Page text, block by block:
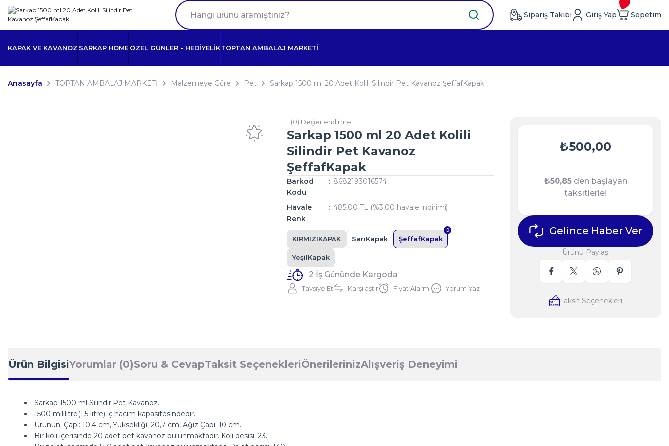
Sipariş Takibi Giriş Yap Sepetim
KAPAK VE KAVANOZ SARKAP HOME ÖZEL GÜNLER - HEDİYELİK TOPTAN AMBALAJ MARKETİ
Anasayfa TOPTAN AMBALAJ MARKETİ Malzemeye Göre Pet Sarkap 1500 ml 20 Adet Kolili Silindir Pet Kavanoz ŞeffafKapak
(0) Değerlendirme
Sarkap 1500 ml 20 Adet Kolili
Silindir Pet Kavanoz
ŞeffafKapak
Barkod
Kodu
8682193016574
Havale
485,00 TL (%3,00 havale indirimi)
Renk
KIRMIZIKAPAK SarıKapak ŞeffafKapak
YeşilKapak
2 İş Gününde Kargoda
Tavsiye Et Karşılaştır Fiyat Alarmı Yorum Yaz
₺500,00
₺50,85den başlayan
taksitlerle!
Gelince Haber Ver
Ürünü Paylaş
Taksit Seçenekleri
Ürün BilgisiYorumlar (0)Soru & CevapTaksit SeçenekleriÖnerilerinizAlışveriş Deneyimi
Sarkap 1500 ml Silindir Pet Kavanoz.
1500 mililitre(1,5 litre) iç hacim kapasitesindedir.
Ürünün; Çapı: 10,4 cm, Yüksekliği: 20,7 cm, Ağız Çapı: 10 cm.
Bir koli içerisinde 20 adet pet kavanoz bulunmaktadır. Koli desisi: 23.